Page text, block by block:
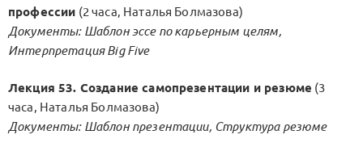
профессии (2 часа, Наталья Болмазова)
Документы: Шаблон эссе по карьерным целям,
Интерпретация Big Five
Лекция 53. Создание самопрезентации и резюме (3
часа, Наталья Болмазова)
Документы: Шаблон презентации, Структура резюме